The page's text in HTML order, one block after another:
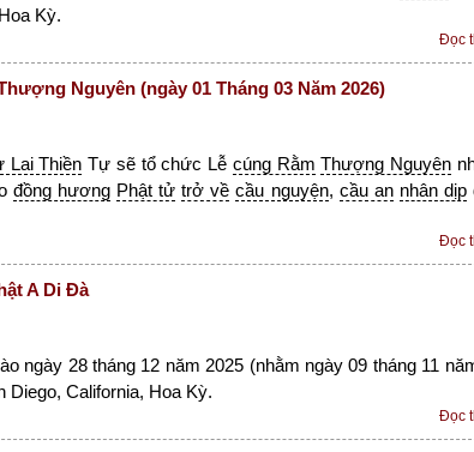
Kỳ.
Đọc
Nguyên (ngày 01 Tháng 03 Năm 2026)
Lai Thiền Tự sẽ tổ chức Lễ cúng Rằm Thượng Nguyên
đồng hương Phật tử trở về cầu nguyện, cầu an nhân dịp
Đọc
A Di Đà
ngày 28 tháng 12 năm 2025 (nhằm ngày 09 tháng 11
Diego, California, Hoa Kỳ.
Đọc